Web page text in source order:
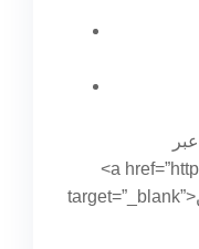
<a
target=”_blank”>خدمات تعهيد الموارد البشرية من